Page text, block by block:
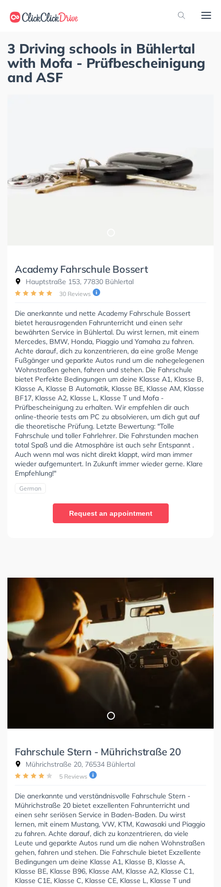
3 Driving schools in Bühlertal
with Mofa - Prüfbescheinigung
and ASF
Academy Fahrschule Bossert
Hauptstraße 153, 77830 Bühlertal
30 Reviews
Die anerkannte und nette Academy Fahrschule Bossert
bietet herausragenden Fahrunterricht und einen sehr
bewährten Service in Bühlertal. Du wirst lernen, mit einem
Mercedes, BMW, Honda, Piaggio und Yamaha zu fahren.
Achte darauf, dich zu konzentrieren, da eine große Menge
Fußgänger und geparkte Autos rund um die nahegelegenen
Wohnstraßen gehen, fahren und stehen. Die Fahrschule
bietet Perfekte Bedingungen um deine Klasse A1, Klasse B,
Klasse A, Klasse B Automatik, Klasse BE, Klasse AM, Klasse
BF17, Klasse A2, Klasse L, Klasse T und Mofa -
Prüfbescheinigung zu erhalten. Wir empfehlen dir auch
online-theorie tests am PC zu absolvieren, um dich gut auf
die theoretische Prüfung. Letzte Bewertung: "Tolle
Fahrschule und toller Fahrlehrer. Die Fahrstunden machen
total Spaß und die Atmosphäre ist auch sehr Entspannt .
Auch wenn mal was nicht direkt klappt, wird man immer
wieder aufgemuntert. In Zukunft immer wieder gerne. Klare
Empfehlung!"
German
Request an appointment
Fahrschule Stern - Mührichstraße 20
Mührichstraße 20, 76534 Bühlertal
5 Reviews
Die anerkannte und verständnisvolle Fahrschule Stern -
Mührichstraße 20 bietet exzellenten Fahrunterricht und
einen sehr seriösen Service in Baden-Baden. Du wirst
lernen, mit einem Mustang, VW, KTM, Kawasaki und Piaggio
zu fahren. Achte darauf, dich zu konzentrieren, da viele
Leute und geparkte Autos rund um die nahen Wohnstraßen
gehen, fahren und stehen. Die Fahrschule bietet Exzellente
Bedingungen um deine Klasse A1, Klasse B, Klasse A,
Klasse BE, Klasse B96, Klasse AM, Klasse A2, Klasse C1,
Klasse C1E, Klasse C, Klasse CE, Klasse L, Klasse T und